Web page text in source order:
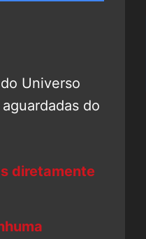
Universo
do
diretamente